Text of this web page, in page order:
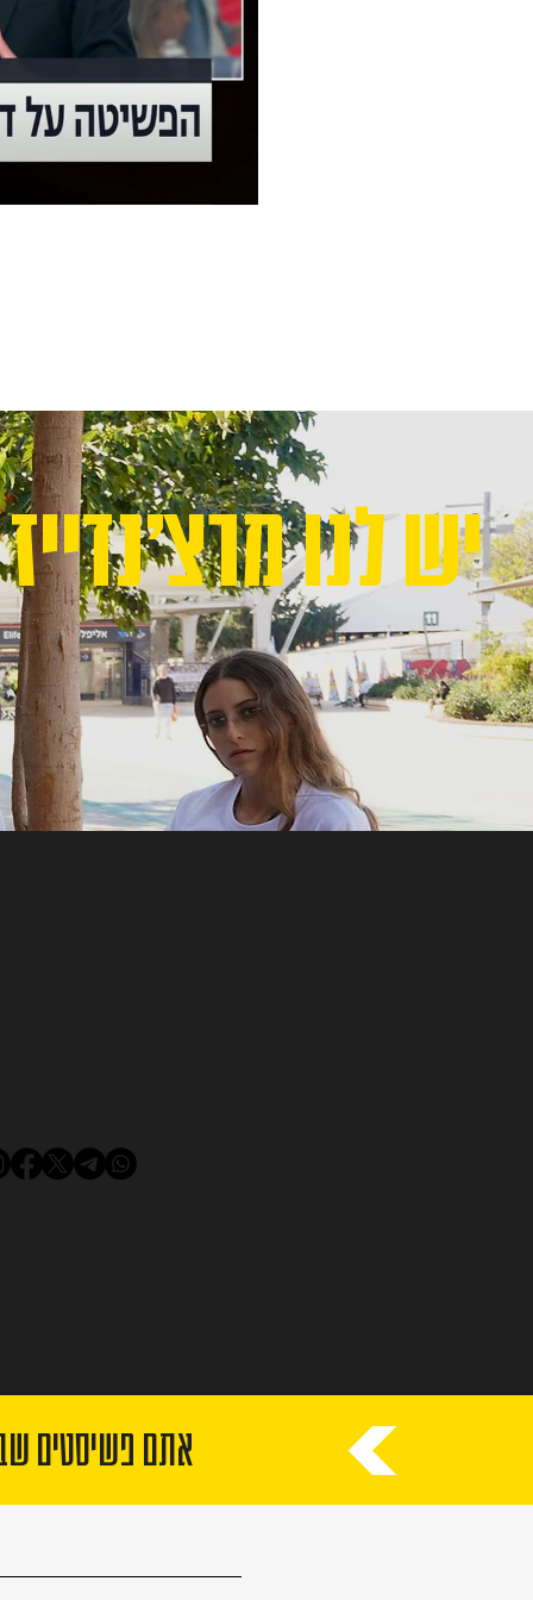
יש לנו
אתם פשיסטים